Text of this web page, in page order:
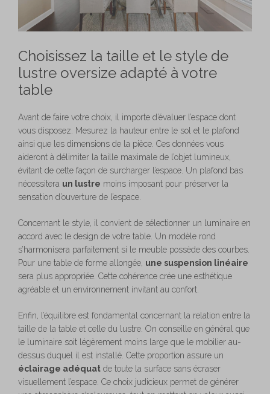
Choisissez la taille et le style de
lustre oversize adapté à votre
table
Avant de faire votre choix, il importe d’évaluer l’espace dont
vous disposez. Mesurez la hauteur entre le sol et le plafond
ainsi que les dimensions de la pièce. Ces données vous
aideront à délimiter la taille maximale de l’objet lumineux,
évitant de cette façon de surcharger l’espace. Un plafond bas
nécessitera un lustre moins imposant pour préserver la
sensation d’ouverture de l’espace.
Concernant le style, il convient de sélectionner un luminaire en
accord avec le design de votre table. Un modèle rond
s’harmonisera parfaitement si le meuble possède des courbes.
Pour une table de forme allongée, une suspension linéaire
sera plus appropriée. Cette cohérence crée une esthétique
agréable et un environnement invitant au confort.
Enfin, l’équilibre est fondamental concernant la relation entre la
taille de la table et celle du lustre. On conseille en général que
le luminaire soit légèrement moins large que le mobilier au-
dessus duquel il est installé. Cette proportion assure un
éclairage adéquat de toute la surface sans écraser
visuellement l’espace. Ce choix judicieux permet de générer